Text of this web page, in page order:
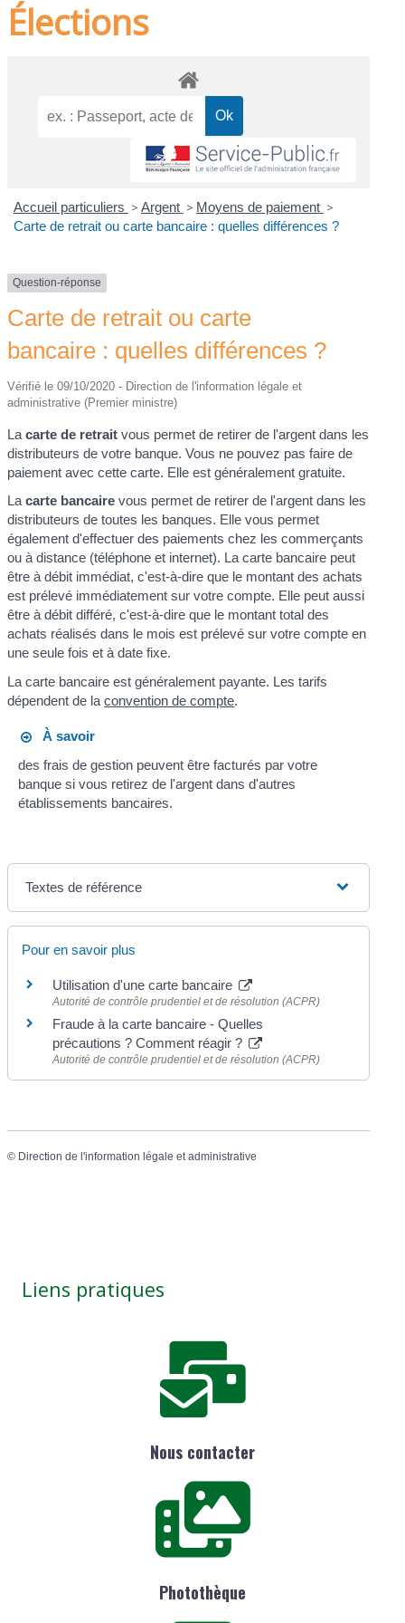
Élections
Accueil particuliers > Argent > Moyens de paiement >
Carte de retrait ou carte bancaire : quelles différences ?
Question-réponse
Carte de retrait ou carte
bancaire : quelles différences ?
Vérifié le 09/10/2020 - Direction de l'information légale et
administrative (Premier ministre)
Lacarte de retrait vous permet de retirer de l'argent dans les
distributeurs de votre banque. Vous ne pouvez pas faire de
paiement avec cette carte. Elle est généralement gratuite.
Lacarte bancaire vous permet de retirer de l'argent dans les
distributeurs de toutes les banques. Elle vous permet
également d'effectuer des paiements chez les commerçants
ou à distance (téléphone et internet). La carte bancaire peut
être à débit immédiat, c'est-à-dire que le montant des achats
est prélevé immédiatement sur votre compte. Elle peut aussi
être à débit différé, c'est-à-dire que le montant total des
achats réalisés dans le mois est prélevé sur votre compte en
une seule fois et à date fixe.
La carte bancaire est généralement payante. Les tarifs
dépendent de laconvention de compte.
À savoir
des frais de gestion peuvent être facturés par votre
banque si vous retirez de l'argent dans d'autres
établissements bancaires.
Textes de référence
Pour en savoir plus
Utilisation d'une carte bancaire
Autorité de contrôle prudentiel et de résolution (ACPR)
Fraude à la carte bancaire - Quelles
précautions ? Comment réagir ?
Autorité de contrôle prudentiel et de résolution (ACPR)
© Direction de l'information légale et administrative
Liens pratiques
Nous contacter
Photothèque